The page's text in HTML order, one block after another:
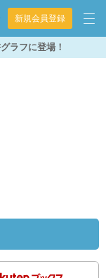
新規会員登録
ラフに登場！